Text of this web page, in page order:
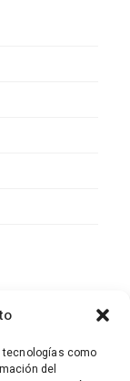
como
del